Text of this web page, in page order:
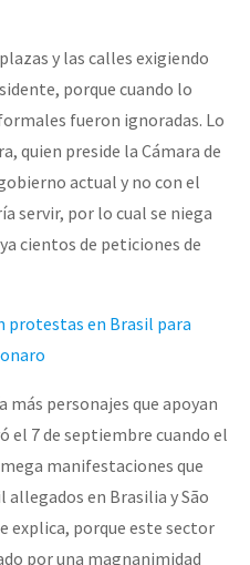
y las calles exigiendo
porque cuando lo
fueron ignoradas. Lo
quien preside la Cámara de
actual y no con el
servir, por lo cual se niega
cientos de peticiones de
protestas en Brasil para
más personajes que apoyan
el 7 de septiembre cuando el
manifestaciones que
en Brasilia y São
explica, porque este sector
por una magnanimidad